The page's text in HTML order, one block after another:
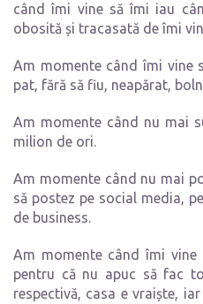
când îmi vine să îmi iau
obosită și tracasată de îmi
Am momente când îmi vine
pat, fără să fiu, neapărat,
Am momente când nu mai
milion de ori.
Am momente când nu mai
să postez pe social media,
de business.
Am momente când îmi
pentru că nu apuc să fac
respectivă, casa e vraiște,